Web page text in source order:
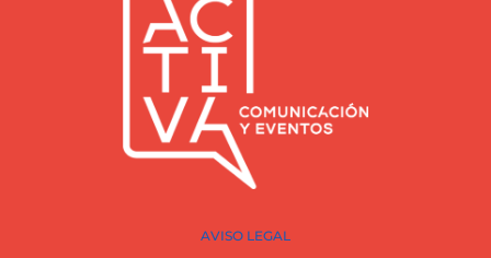
AVISO LEGAL